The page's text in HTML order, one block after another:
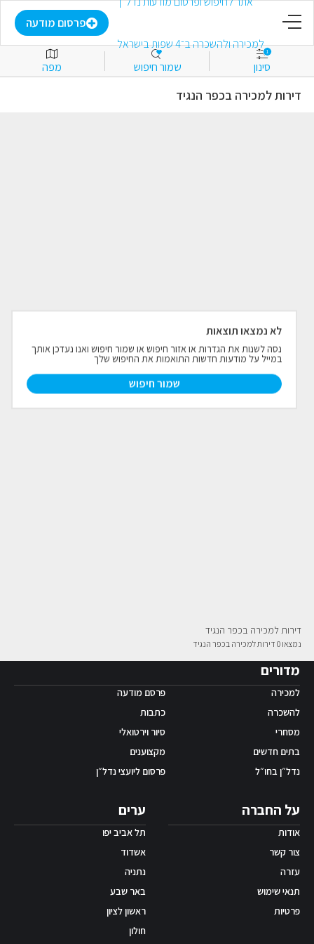
פרסום מודעה
פרסום מודעה
מסחרי
פרויקטים חדשים
נדל"ן בחו"ל
אפליקציית ‫Android
1
סינון שמור חיפוש מפה
דירות למכירה בכפר הנגיד
לא נמצאו תוצאות
נסה לשנות את הגדרות או אזור חיפוש או שמור חיפוש ואנו נעדכן אותך
במייל על מודעות חדשות התואמות את החיפוש שלך
שמור חיפוש
דירות למכירה בכפר הנגיד
נמצאו 0 דירות למכירה בכפר הנגיד
מדורים
למכירה
להשכרה
מסחרי
בתים חדשים
נדל״ן בחו״ל
פרסם מודעה
כתבות
סיור וירטואלי
מקצוענים
פרסום ליועצי נדל״ן
ערים
תל אביב יפו
אשדוד
נתניה
באר שבע
ראשון לציון
חולון
על החברה
אודות
צור קשר
עזרה
תנאי שימוש
פרטיות